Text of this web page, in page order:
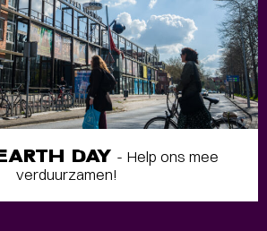
DAY - Help ons mee
verduurzamen!